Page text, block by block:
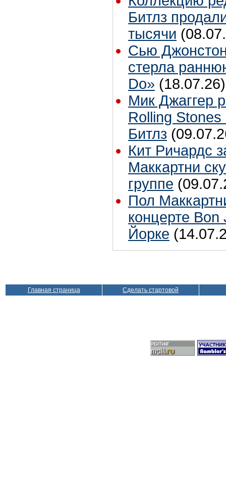
Битлз
тысячи
Сью
стерла
Do» (18.07.26)
Мик Джаггер
Rolling Stones
Битлз
Кит Ричардс
Маккартни
группе
Пол
концерте
Йорке
Главная страница Сделать стартовой